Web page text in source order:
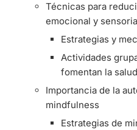
Técnicas para
emocional y
Estrategias y
Actividades
fomentan la
Importancia de la
mindfulness
Estrategias de